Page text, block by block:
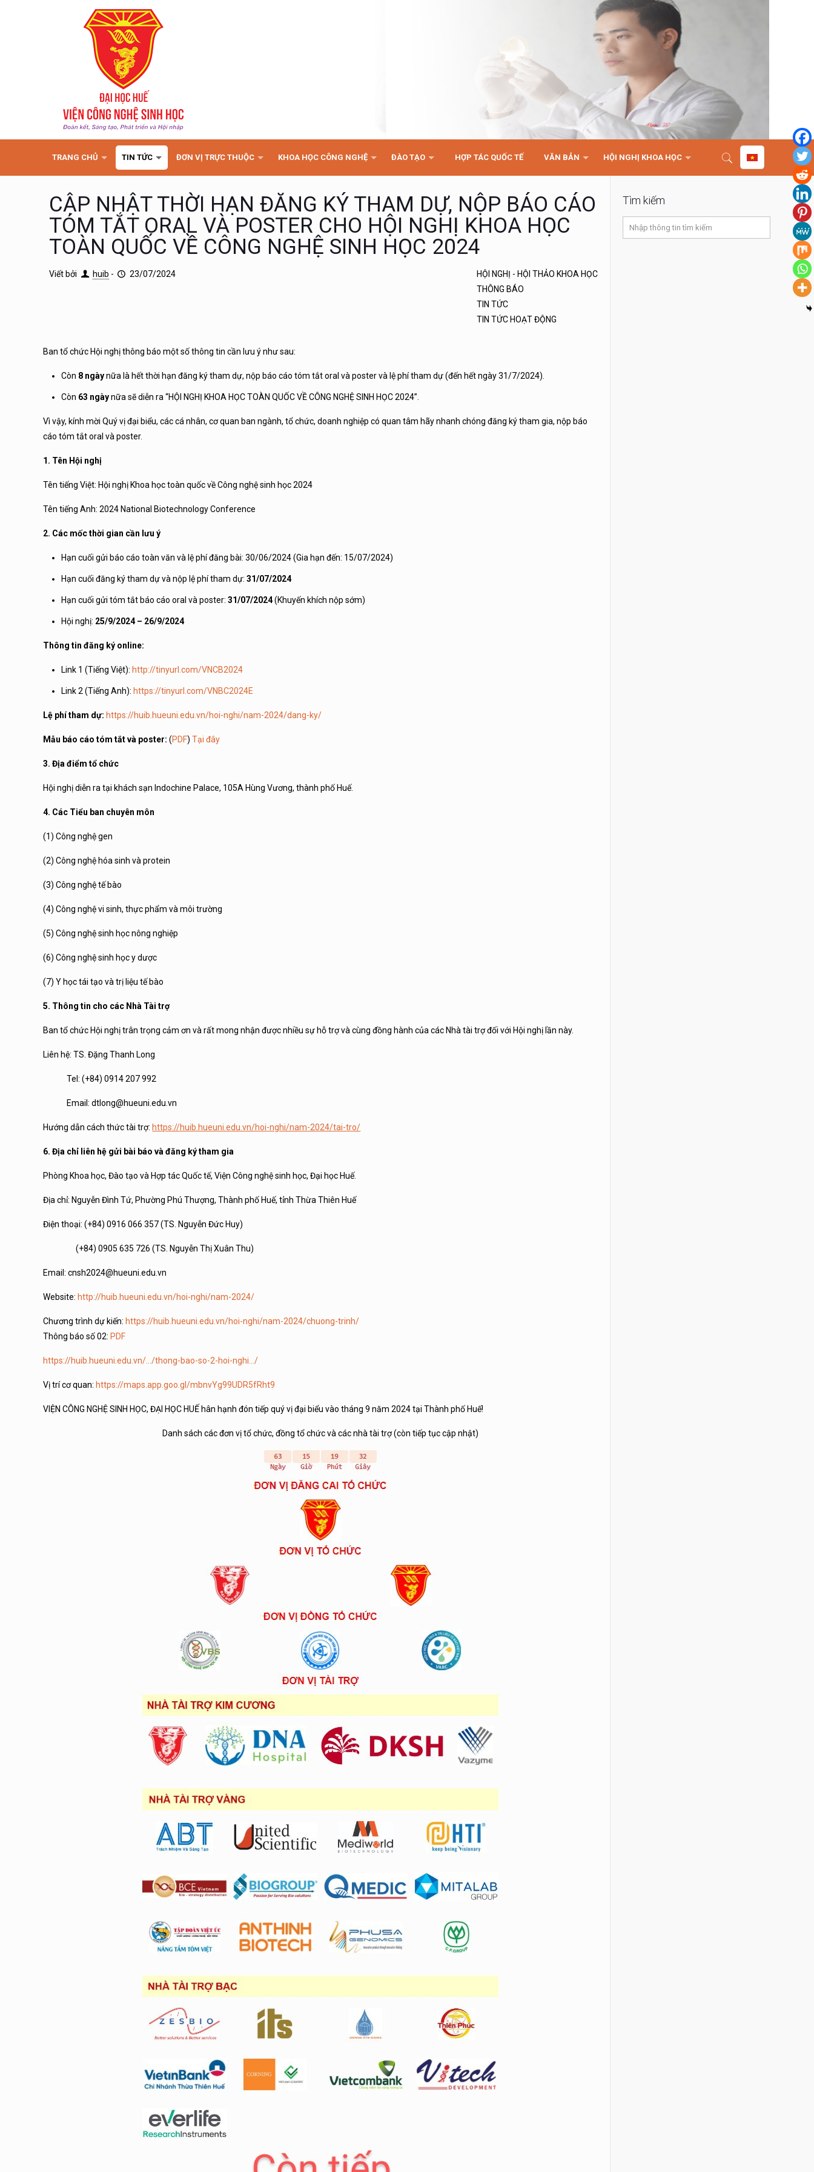
TRANG CHỦ TIN TỨC ĐƠN VỊ TRỰC THUỘC KHOA HỌC CÔNG NGHỆ ĐÀO TẠO HỢP TÁC QUỐC TẾ VĂN BẢN HỘI NGHỊ KHOA HỌC
CẬP NHẬT THỜI HẠN ĐĂNG KÝ THAM DỰ, NỘP BÁO CÁO
TÓM TẮT ORAL VÀ POSTER CHO HỘI NGHỊ KHOA HỌC
TOÀN QUỐC VỀ CÔNG NGHỆ SINH HỌC 2024
Viết bởi huib - 23/07/2024
HỘI NGHỊ - HỘI THẢO KHOA HỌC
THÔNG BÁO
TIN TỨC
TIN TỨC HOẠT ĐỘNG
Ban tổ chức Hội nghị thông báo một số thông tin cần lưu ý như sau:
Còn 8 ngàynữa là hết thời hạn đăng ký tham dự, nộp báo cáo tóm tắt oral và poster và lệ phí tham dự (đến hết ngày 31/7/2024).
Còn 63 ngàynữa sẽ diễn ra “HỘI NGHỊ KHOA HỌC TOÀN QUỐC VỀ CÔNG NGHỆ SINH HỌC 2024”.
Vì vậy, kính mời Quý vị đại biểu, các cá nhân, cơ quan ban ngành, tổ chức, doanh nghiệp có quan tâm hãy nhanh chóng đăng ký tham gia, nộp báo
cáo tóm tắt oral và poster.
1. Tên Hội nghị
Tên tiếng Việt: Hội nghị Khoa học toàn quốc về Công nghệ sinh học 2024
Tên tiếng Anh: 2024 National Biotechnology Conference
2. Các mốc thời gian cần lưu ý
Hạn cuối gửi báo cáo toàn văn và lệ phí đăng bài: 30/06/2024 (Gia hạn đến: 15/07/2024)
Hạn cuối đăng ký tham dự và nộp lệ phí tham dự:31/07/2024
Hạn cuối gửi tóm tắt báo cáo oral và poster:31/07/2024(Khuyến khích nộp sớm)
Hội nghị: 25/9/2024 – 26/9/2024
Thông tin đăng ký online:
Link 1 (Tiếng Việt): http://tinyurl.com/VNCB2024
Link 2 (Tiếng Anh): https://tinyurl.com/VNBC2024E
Lệ phí tham dự: https://huib.hueuni.edu.vn/hoi-nghi/nam-2024/dang-ky/
Mẫu báo cáo tóm tắt và poster: (PDF)Tại đây
3. Địa điểm tổ chức
Hội nghị diễn ra tại khách sạn Indochine Palace, 105A Hùng Vương, thành phố Huế.
4. Các Tiểu ban chuyên môn
(1) Công nghệ gen
(2) Công nghệ hóa sinh và protein
(3) Công nghệ tế bào
(4) Công nghệ vi sinh, thực phẩm và môi trường
(5) Công nghệ sinh học nông nghiệp
(6) Công nghệ sinh học y dược
(7) Y học tái tạo và trị liệu tế bào
5. Thông tin cho các Nhà Tài trợ
Ban tổ chức Hội nghị trân trọng cảm ơn và rất mong nhận được nhiều sự hỗ trợ và cùng đồng hành của các Nhà tài trợ đối với Hội nghị lần này.
Liên hệ: TS. Đặng Thanh Long
Tel: (+84) 0914 207 992
Email: dtlong@hueuni.edu.vn
Hướng dẫn cách thức tài trợ: https://huib.hueuni.edu.vn/hoi-nghi/nam-2024/tai-tro/
6. Địa chỉ liên hệ gửi bài báo và đăng ký tham gia
Phòng Khoa học, Đào tạo và Hợp tác Quốc tế, Viện Công nghệ sinh học, Đại học Huế.
Địa chỉ: Nguyễn Đình Tứ, Phường Phú Thượng, Thành phố Huế, tỉnh Thừa Thiên Huế
Điện thoại: (+84) 0916 066 357 (TS. Nguyễn Đức Huy)
(+84) 0905 635 726 (TS. Nguyễn Thị Xuân Thu)
Email: cnsh2024@hueuni.edu.vn
Website: http://huib.hueuni.edu.vn/hoi-nghi/nam-2024/
Chương trình dự kiến: https://huib.hueuni.edu.vn/hoi-nghi/nam-2024/chuong-trinh/
Thông báo số 02: PDF
https://huib.hueuni.edu.vn/…/thong-bao-so-2-hoi-nghi…/
Vị trí cơ quan: https://maps.app.goo.gl/mbnvYg99UDR5fRht9
VIỆN CÔNG NGHỆ SINH HỌC, ĐẠI HỌC HUẾ hân hạnh đón tiếp quý vị đại biểu vào tháng 9 năm 2024 tại Thành phố Huế!
Danh sách các đơn vị tổ chức, đồng tổ chức và các nhà tài trợ (còn tiếp tục cập nhật)
Tìm kiếm